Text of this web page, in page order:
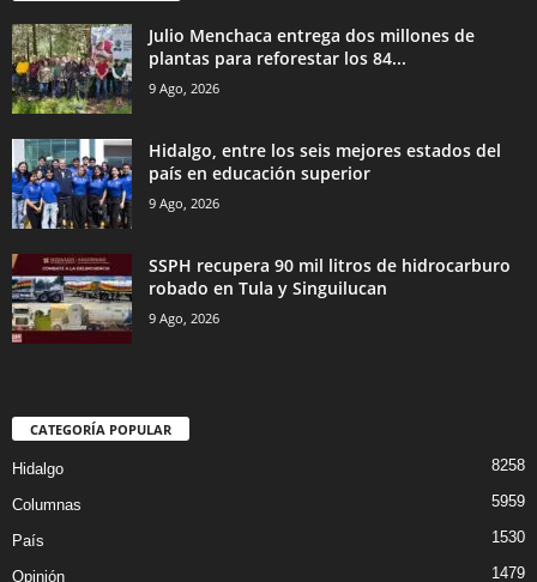
Julio Menchaca entrega dos millones de
plantas para reforestar los 84...
9 Ago, 2026
Hidalgo, entre los seis mejores estados del
país en educación superior
9 Ago, 2026
SSPH recupera 90 mil litros de hidrocarburo
robado en Tula y Singuilucan
9 Ago, 2026
CATEGORÍA POPULAR
Hidalgo 8258
Columnas 5959
País 1530
Opinión 1479